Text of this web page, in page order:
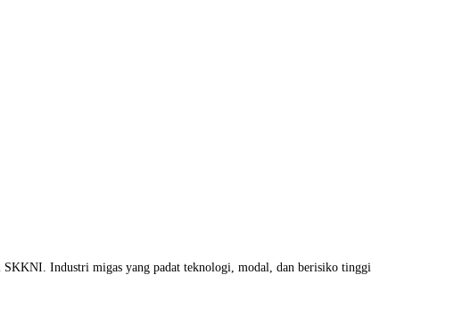
Industri migas yang padat teknologi, modal, dan berisiko tinggi